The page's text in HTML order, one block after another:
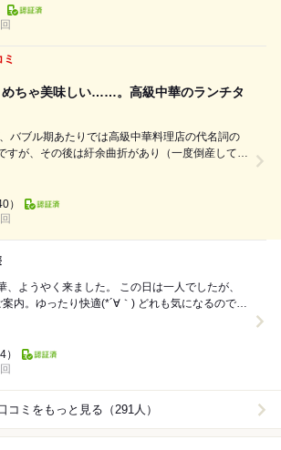
撃を...
めちゃ美味しい……。高級中華のランチタ
バブル期あたりでは高級中華料理店の代名詞の
すが、その後は紆余曲折があり（一度倒産してい
おっさんは遠い目。 さて、こら大江橋
ウン...
）
ました。 この日は一人でしたが、
り快適(*´∀｀) どれも気になるのです
）
コミをもっと見る（291人）